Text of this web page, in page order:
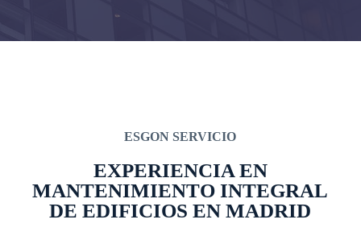
ESGON SERVICIO
EXPERIENCIA EN
MANTENIMIENTO INTEGRAL
DE EDIFICIOS EN MADRID